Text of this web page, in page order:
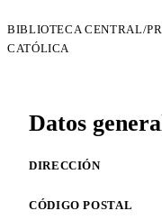
BIBLIOTECA CENTRAL/
CATÓLICA
Datos
DIRECCIÓN
CÓDIGO POSTAL